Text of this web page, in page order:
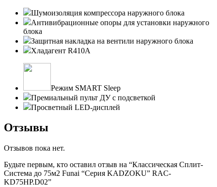
Шумоизоляция компрессора наружного блока
Антивибрационные опоры для установки наружного
блока
Защитная накладка на вентили наружного блока
Хладагент R410A
Режим SMART Sleep
Премиальный пульт ДУ с подсветкой
Просветный LED-дисплей
Отзывы
Отзывов пока нет.
Будьте первым, кто оставил отзыв на “Классическая Сплит-
Система до 75м2 Funai “Серия KADZOKU” RAC-
KD75HP.D02”